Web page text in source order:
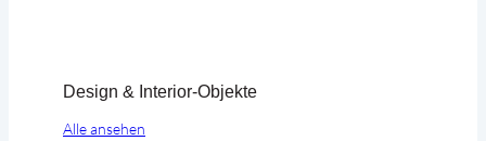
Design & Interior-Objekte
Alle ansehen